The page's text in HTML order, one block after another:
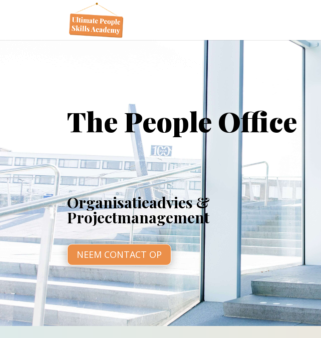
The People Office
Organisatieadvies &
Projectmanagement
NEEM CONTACT OP